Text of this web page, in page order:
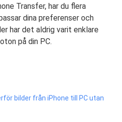
Transfer, har du flera
dina preferenser och
har det aldrig varit enklare
på din PC.
bilder från iPhone till PC utan